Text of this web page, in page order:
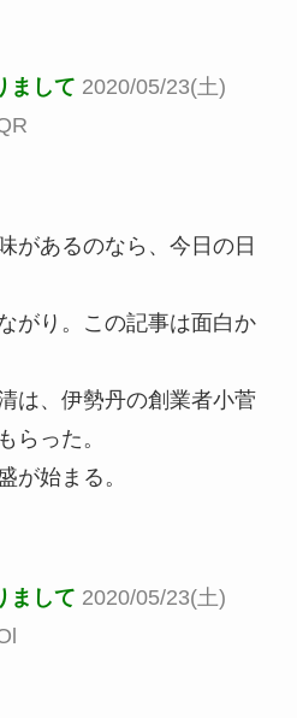
まして 2020/05/23(土)
があるのなら、今日の日
がり。この記事は面白か
は、伊勢丹の創業者小菅
らった。
が始まる。
まして 2020/05/23(土)